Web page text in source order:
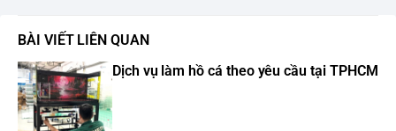
BÀI VIẾT LIÊN QUAN
Dịch vụ làm hồ cá theo yêu cầu tại TPHCM